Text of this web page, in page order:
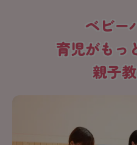
工夫や遊び
おもちゃや
ントも解説
ベビー
育児がもっ
親子